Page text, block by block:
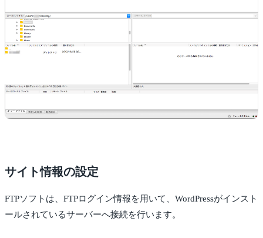
サイト情報の設定
FTPソフトは、FTPログイン情報を用いて、WordPressがインスト
ールされているサーバーへ接続を行います。